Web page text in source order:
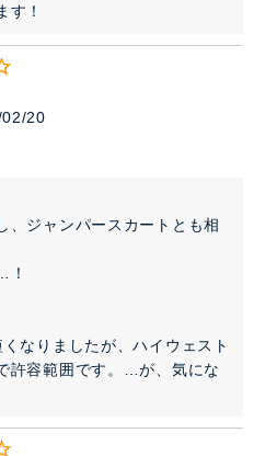
す！
20
、ジャンパースカートとも相
！
なりましたが、ハイウェスト
許容範囲です。…が、気にな